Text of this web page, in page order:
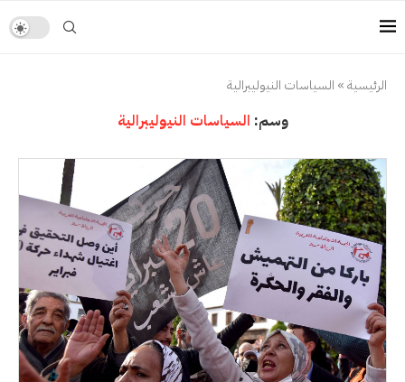
الرئيسية» السياسات النيوليبرالية
وسم: السياسات النيوليبرالية